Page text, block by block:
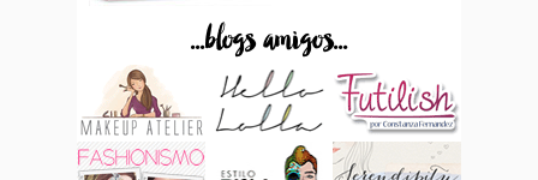
...blogs amigos...